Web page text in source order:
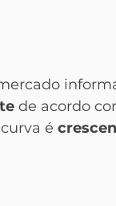
de acordo
é